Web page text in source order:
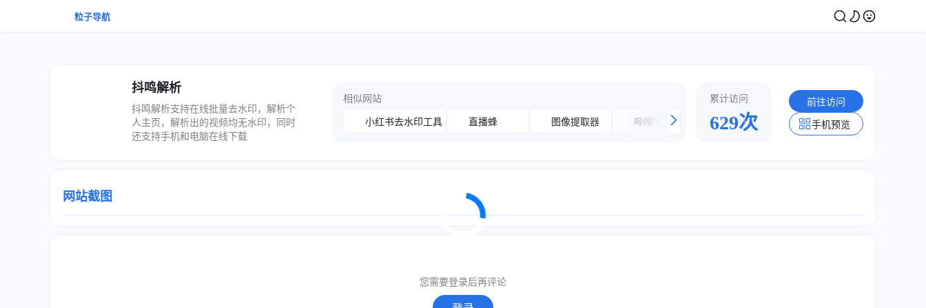
粒子导航
抖鸣解析
抖鸣解析支持在线批量去水印，解析个
人主页，解析出的视频均无水印，同时
还支持手机和电脑在线下载
相似网站
小红书去水印工具 直播蜂 图像提取器 哔哩哔哩视频解析 万能视频解析下载 短视频 -解析
累计访问
629次
前往访问
手机预览
网站截图
您需要登录后再评论